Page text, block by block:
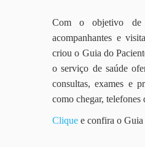
Com o objetivo de
acompanhantes e
criou o Guia do
o serviço de saúde
consultas, exames e
como chegar,
Clique e confira o Guia